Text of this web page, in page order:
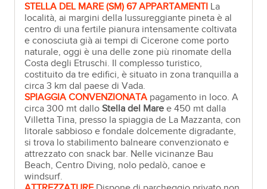
STELLA DEL MARE (SM) 67 APPARTAMENTI La
località, ai margini della lussureggiante pineta è al
centro di una fertile pianura intensamente coltivata
e conosciuta già ai tempi di Cicerone come porto
naturale, oggi è una delle zone più rinomate della
Costa degli Etruschi. Il complesso turistico,
costituito da tre edifici, è situato in zona tranquilla a
circa 3 km dal paese di Vada.
SPIAGGIA CONVENZIONATA pagamento in loco. A
circa 300 mt dalloStella del Mare e 450 mt dalla
Villetta Tina, presso la spiaggia de La Mazzanta, con
litorale sabbioso e fondale dolcemente digradante,
si trova lo stabilimento balneare convenzionato e
attrezzato con snack bar. Nelle vicinanze Bau
Beach, Centro Diving, nolo pedalò, canoe e
windsurf.